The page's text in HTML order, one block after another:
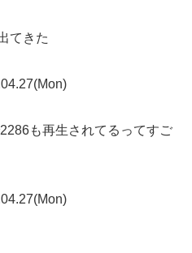
てきた
も再生されてるってすご